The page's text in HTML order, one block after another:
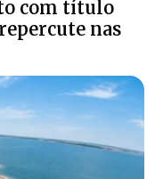
com título
nas